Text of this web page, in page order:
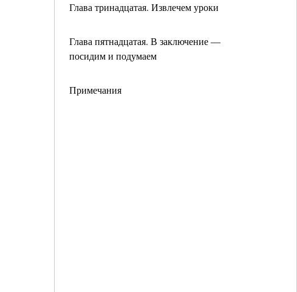
Глава тринадцатая. Извлечем уроки
Глава пятнадцатая. В заключение —
посидим и подумаем
Примечания